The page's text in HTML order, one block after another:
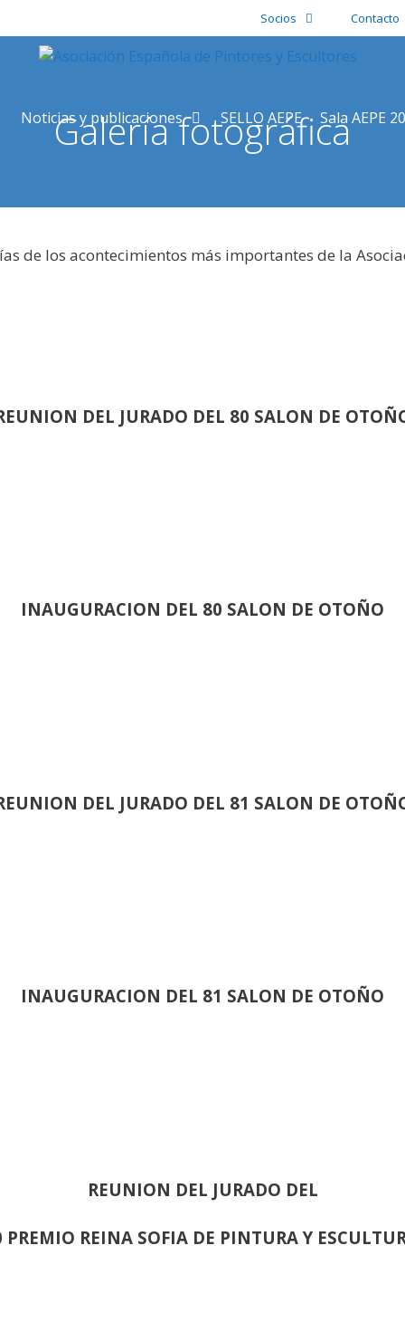
Socios Contacto
Noticias y publicaciones SELLO AEPE Sala AEPE
Galería fotográfica
de los acontecimientos más importantes de la
DEL JURADO DEL 80 SALON DE
INAUGURACION DEL 80 SALON DE OTOÑO
DEL JURADO DEL 81 SALON DE
INAUGURACION DEL 81 SALON DE OTOÑO
REUNION DEL JURADO DEL
PREMIO REINA SOFIA DE PINTURA Y